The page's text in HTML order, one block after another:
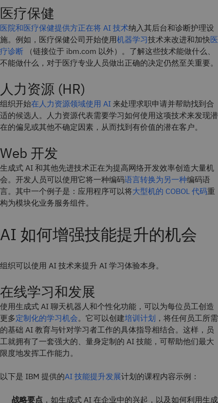
医疗保健
医院和医疗保健提供方正在将 AI 技术纳入其后台和诊断护理设
施。例如，医疗保健公司开始使用机器学习技术来改进和加快医
疗诊断 （链接位于 ibm.com 以外）。了解这些技术能做什么、
不能做什么，对于医疗专业人员做出正确的决定仍然至关重要。
人力资源 (HR)
组织开始在人力资源领域使用 AI 来处理求职申请并帮助找到合
适的候选人。人力资源代表需要学习如何使用这项技术来发现潜
在的偏见或其他不确定因素，从而找到有价值的潜在客户。
Web 开发
生成式 AI 和其他先进技术正在为提高网络开发效率创造大量机
会。开发人员可以使用它将一种编码语言转换为另一种编码语
言。其中一个例子是：应用程序可以将大型机的 COBOL 代码重
构为模块化业务服务组件。
AI 如何增强技能提升的机会
组织可以使用 AI 技术来提升 AI 学习体验本身。
在线学习和发展
使用生成式 AI 聊天机器人和个性化功能，可以为每位员工创造
更多定制化的学习机会。它可以创建培训计划 ，将任何员工所需
的基础 AI 教育与针对学习者工作的具体指导相结合。这样，员
工就拥有了一套强大的、量身定制的 AI 技能，可帮助他们最大
限度地发挥工作能力。
以下是 IBM 提供的AI 技能提升发展计划的课程内容示例：
战略要点 ，如生成式 AI 在企业中的兴起，以及如何利用生成